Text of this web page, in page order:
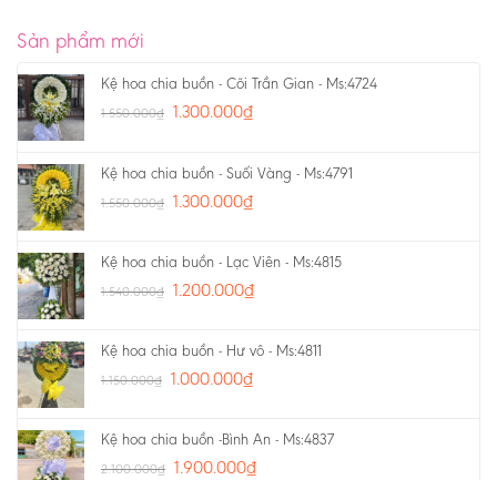
Sản phẩm mới
Kệ hoa chia buồn - Cõi Trần Gian - Ms:4724
1.550.000₫ 1.300.000₫
Kệ hoa chia buồn - Suối Vàng - Ms:4791
1.550.000₫ 1.300.000₫
Kệ hoa chia buồn - Lạc Viên - Ms:4815
1.540.000₫ 1.200.000₫
Kệ hoa chia buồn - Hư vô - Ms:4811
1.150.000₫ 1.000.000₫
Kệ hoa chia buồn -Bình An - Ms:4837
2.100.000₫ 1.900.000₫